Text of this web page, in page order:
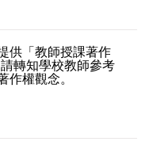
供「教師授課著作
轉知學校教師參考
作權觀念。